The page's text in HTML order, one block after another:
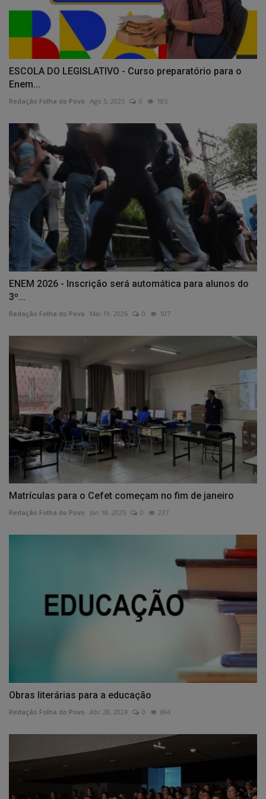
ESCOLA DO LEGISLATIVO - Curso preparatório para o
Enem...
Redação Folha do Povo Ago 5, 2025 0 185
ENEM 2026 - Inscrição será automática para alunos do
3º...
Redação Folha do Povo Mai 19, 2026 0 107
Matrículas para o Cefet começam no fim de janeiro
Redação Folha do Povo Jan 18, 2025 0 237
Obras literárias para a educação
Redação Folha do Povo Abr 28, 2024 0 694